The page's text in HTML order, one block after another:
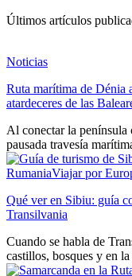
Últimos artículos
Noticias
Ruta marítima de Dénia
atardeceres de las
Al conectar la península
pausada travesía
RumaniaViajar por
Qué ver en Sibiu: guía
Transilvania
Cuando se habla de
castillos, bosques y en la